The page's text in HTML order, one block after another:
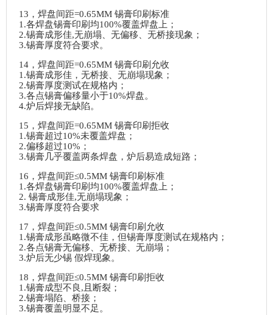
13，焊盘间距=0.65MM 锡膏印刷标准
1.各焊盘锡膏印刷均100%覆盖焊盘上；
2.锡膏成形佳,无崩塌、无偏移、无桥接现象；
3.锡膏厚度符合要求。
14，焊盘间距=0.65MM 锡膏印刷允收
1.锡膏成形佳，无桥接、无崩塌现象；
2.锡膏厚度测试在规格内；
3.各点锡膏偏移量小于10%焊盘。
4.炉后焊接无缺陷。
15，焊盘间距=0.65MM 锡膏印刷拒收
1.锡膏超过10%未覆盖焊盘；
2.偏移超过10%；
3.锡膏几乎覆盖两条焊盘，炉后易造成短路；
16，焊盘间距≤0.5MM 锡膏印刷标准
1.各焊盘锡膏印刷均100%覆盖焊盘上；
2. 锡膏成形佳,无崩塌现象；
3.锡膏厚度符合要求
17，焊盘间距≤0.5MM 锡膏印刷允收
1.锡膏成形虽略微不佳，但锡膏厚度测试在规格内；
2.各点锡膏无偏移、无桥接、无崩塌；
3.炉后无少锡 假焊现象。
18，焊盘间距≤0.5MM 锡膏印刷拒收
1.锡膏成型不良,且断裂；
2.锡膏塌陷、桥接；
3.锡膏覆盖明显不足。